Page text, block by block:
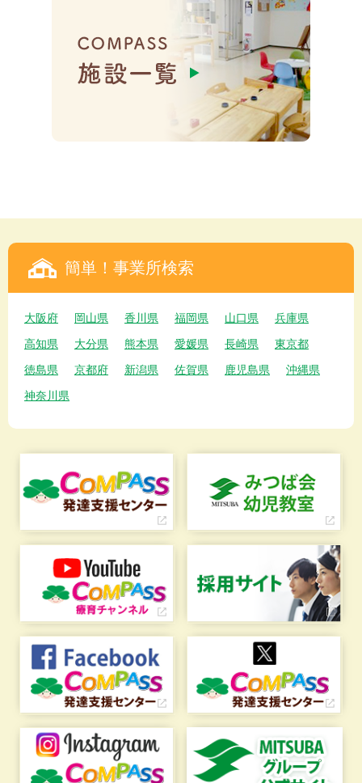
簡単！事業所検索
大阪府 岡山県 香川県 福岡県 山口県
兵庫県
高知県
大分県 熊本県 愛媛県 長崎県
東京都
徳島県
京都府 新潟県 佐賀県 鹿児島県
沖縄県
神奈川県